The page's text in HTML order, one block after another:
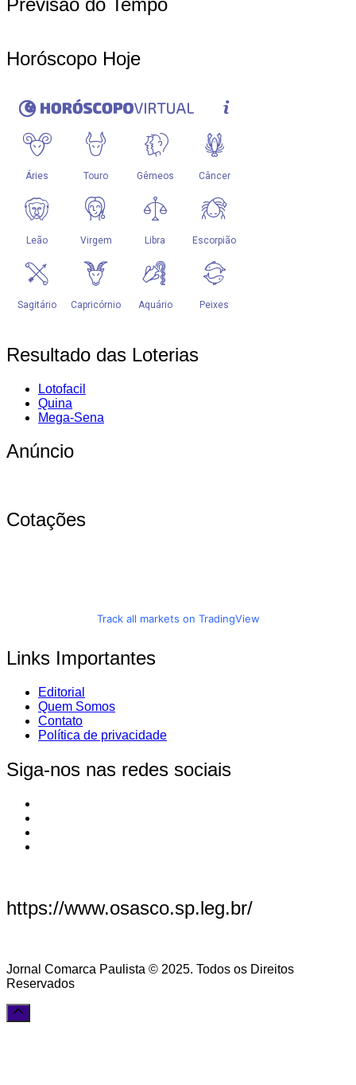
Previsão do Tempo
Horóscopo Hoje
Resultado das Loterias
Lotofacil
Quina
Mega-Sena
Anúncio
Cotações
Track all markets on TradingView
Links Importantes
Editorial
Quem Somos
Contato
Política de privacidade
Siga-nos nas redes sociais
https://www.osasco.sp.leg.br/
Jornal Comarca Paulista © 2025. Todos os Direitos
Reservados